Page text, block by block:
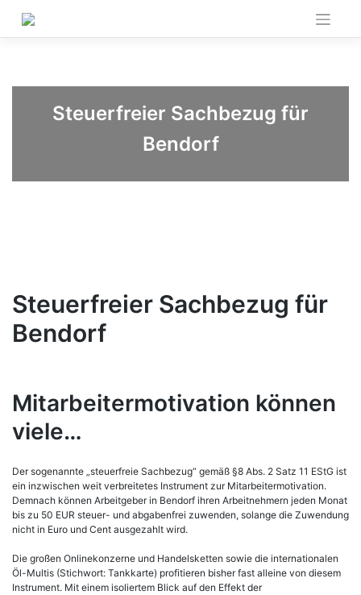
content
Steuerfreier Sachbezug für
Bendorf
Steuerfreier Sachbezug für
Bendorf
Mitarbeitermotivation können
viele…
Der sogenannte „steuerfreie Sachbezug“ gemäß §8 Abs. 2 Satz 11 EStG ist
ein inzwischen weit verbreitetes Instrument zur Mitarbeitermotivation.
Demnach können Arbeitgeber in Bendorf ihren Arbeitnehmern jeden Monat
bis zu 50 EUR steuer- und abgabenfrei zuwenden, solange die Zuwendung
nicht in Euro und Cent ausgezahlt wird.
Die großen Onlinekonzerne und Handelsketten sowie die internationalen
Öl-Multis (Stichwort: Tankkarte) profitieren bisher fast alleine von diesem
Instrument. Mit einem isoliertem Blick auf den Effekt der